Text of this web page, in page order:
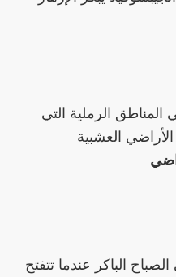
المناطق الرملية التي
العشبية
الباكر عندما تتفتح